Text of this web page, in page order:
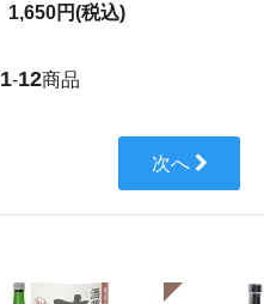
1,650円(税込)
1-12商品
次へ